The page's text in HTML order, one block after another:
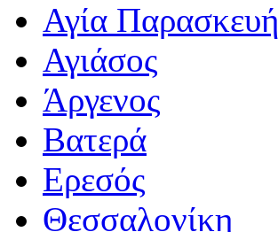
Αγία Παρασκευή
Αγιάσος
Άργενος
Βατερά
Ερεσός
Θεσσαλονίκη